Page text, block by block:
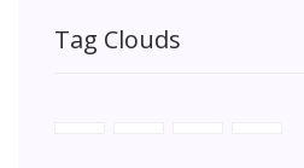
Tag Clouds